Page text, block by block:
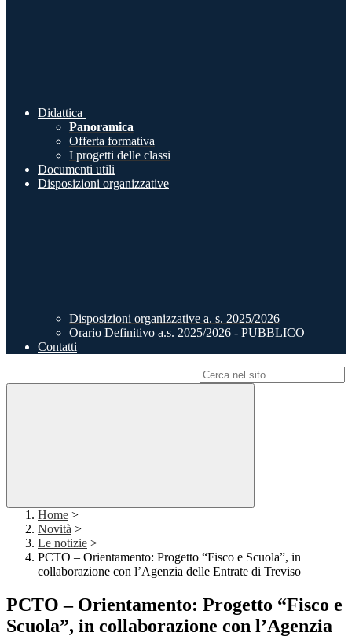
Didattica
Panoramica
Offerta formativa
I progetti delle classi
Documenti utili
Disposizioni organizzative
Disposizioni organizzative a. s. 2025/2026
Orario Definitivo a.s. 2025/2026 - PUBBLICO
Contatti
Home >
Novità >
Le notizie >
PCTO – Orientamento: Progetto “Fisco e Scuola”, in
collaborazione con l’Agenzia delle Entrate di Treviso
PCTO – Orientamento: Progetto “Fisco e
Scuola”, in collaborazione con l’Agenzia